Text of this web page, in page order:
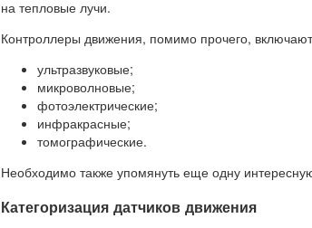
на тепловые лучи.
Контроллеры движения, помимо прочего,
ультразвуковые;
микроволновые;
фотоэлектрические;
инфракрасные;
томографические.
Необходимо также упомянуть еще одну
Категоризация датчиков движения